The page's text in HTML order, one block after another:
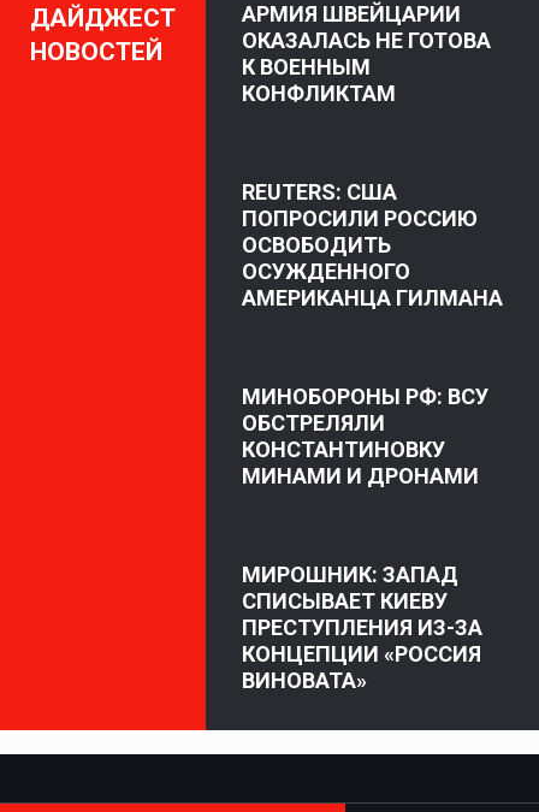
ДАЙДЖЕСТ
НОВОСТЕЙ
АРМИЯ ШВЕЙЦАРИИ
ОКАЗАЛАСЬ НЕ ГОТОВА
К ВОЕННЫМ
КОНФЛИКТАМ
REUTERS: США
ПОПРОСИЛИ РОССИЮ
ОСВОБОДИТЬ
ОСУЖДЕННОГО
АМЕРИКАНЦА ГИЛМАНА
МИНОБОРОНЫ РФ: ВСУ
ОБСТРЕЛЯЛИ
КОНСТАНТИНОВКУ
МИНАМИ И ДРОНАМИ
МИРОШНИК: ЗАПАД
СПИСЫВАЕТ КИЕВУ
ПРЕСТУПЛЕНИЯ ИЗ-ЗА
КОНЦЕПЦИИ «РОССИЯ
ВИНОВАТА»